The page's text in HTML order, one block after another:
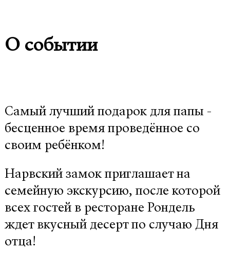
О событии
Самый лучший подарок для папы -
бесценное время проведённое со
своим ребёнком!
Нарвский замок приглашает на
семейную экскурсию, после которой
всех гостей в ресторане Рондель
ждет вкусный десерт по случаю Дня
отца!